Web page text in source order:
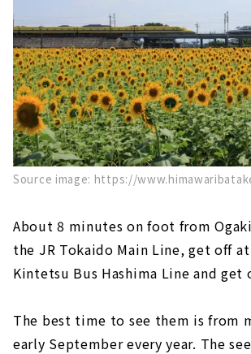
Source image: https://
About 8 minutes on foot from
the JR Tokaido Main Line, get off at
Kintetsu Bus Hashima Line and get
The best time to see them is from
early September every year. The